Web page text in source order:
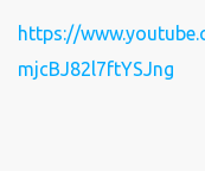
https://
mjcBJ82l7ftYSJng